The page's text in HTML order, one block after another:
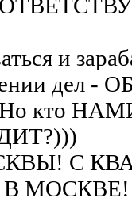
и
дел -
кто
С
МОСКВЕ!